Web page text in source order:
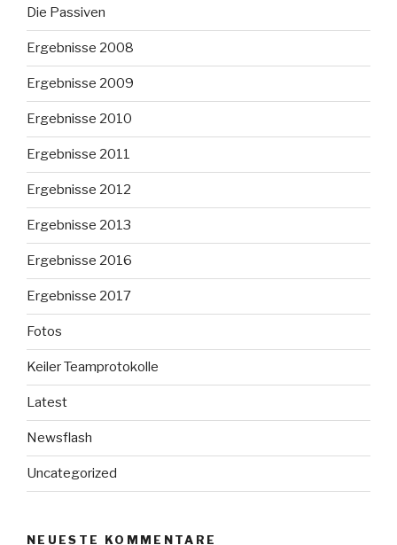
Die Passiven
Ergebnisse 2008
Ergebnisse 2009
Ergebnisse 2010
Ergebnisse 2011
Ergebnisse 2012
Ergebnisse 2013
Ergebnisse 2016
Ergebnisse 2017
Fotos
Keiler Teamprotokolle
Latest
Newsflash
Uncategorized
NEUESTE KOMMENTARE